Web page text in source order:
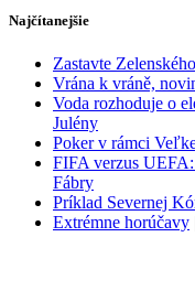
Najčítanejšie
Zastavte
Vrána k vráně,
Voda rozhoduje o
Julény
Poker v rámci
FIFA verzus
Fábry
Príklad Severnej
Extrémne horúčavy